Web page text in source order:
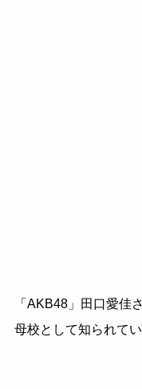
「AKB48」田口愛佳
母校として知られて